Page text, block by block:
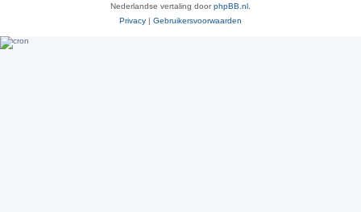
Nederlandse vertaling doorphpBB.nl
Privacy | Gebruikersvoorwaarden